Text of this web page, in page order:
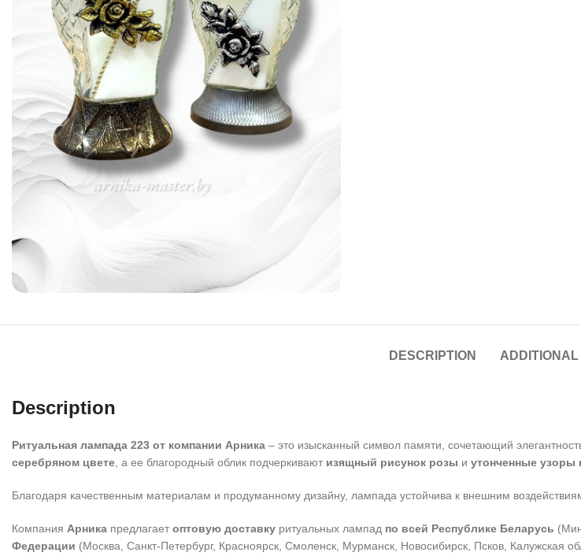
DESCRIPTION ADDITIONAL
Description
Ритуальная лампада 223 от компании Арника – это изысканный символ памяти, сочетающий
серебряном цвете , а ее благородный облик подчеркивают изящный рисунок розы и утонченные узоры
Благодаря качественным материалам и продуманному дизайну, лампада устойчива к внешним
Компания Арника предлагает оптовую доставку ритуальных лампад по всей Республике Беларусь
Федерации (Москва, Санкт-Петербург, Красноярск, Смоленск, Мурманск, Новосибирск, Псков, Калужская